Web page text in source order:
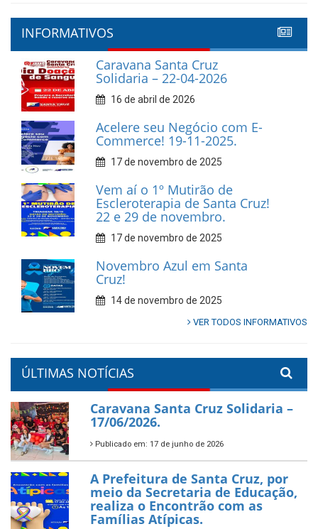
INFORMATIVOS
Caravana Santa Cruz
Solidaria – 22-04-2026
16 de abril de 2026
Acelere seu Negócio com E-
Commerce! 19-11-2025.
17 de novembro de 2025
Vem aí o 1º Mutirão de
Escleroterapia de Santa Cruz!
22 e 29 de novembro.
17 de novembro de 2025
Novembro Azul em Santa
Cruz!
14 de novembro de 2025
VER TODOS INFORMATIVOS
ÚLTIMAS NOTÍCIAS
Caravana Santa Cruz Solidaria –
17/06/2026.
Publicado em: 17 de junho de 2026
A Prefeitura de Santa Cruz, por
meio da Secretaria de Educação,
realiza o Encontrão com as
Famílias Atípicas.